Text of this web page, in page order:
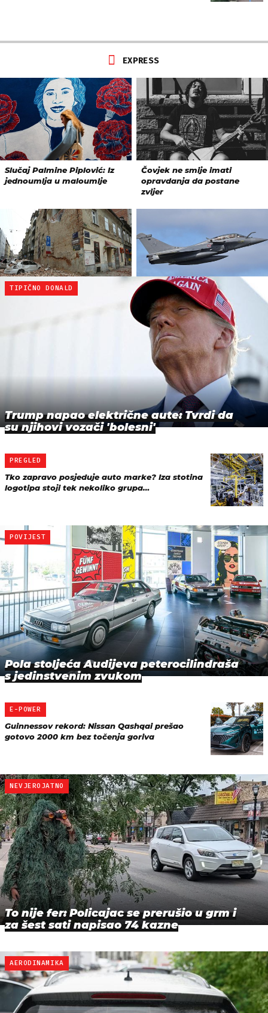
TIPIČNO DONALD
Trump napao električne aute: Tvrdi da
su njihovi vozači 'bolesni'
PREGLED
Tko zapravo posjeduje auto marke? Iza stotina
logotipa stoji tek nekoliko grupa…
POVIJEST
Pola stoljeća Audijeva peterocilindraša
s jedinstvenim zvukom
E-POWER
Guinnessov rekord: Nissan Qashqai prešao
gotovo 2000 km bez točenja goriva
NEVJEROJATNO
To nije fer: Policajac se prerušio u grm i
za šest sati napisao 74 kazne
AERODINAMIKA